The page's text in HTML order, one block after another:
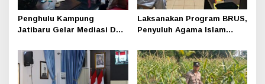
Penghulu Kampung
Jatibaru Gelar Mediasi Dua
Pihak Tak Hadir
Laksanakan Program BRUS,
Penyuluh Agama Islam
1